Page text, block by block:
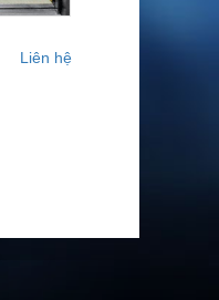
Liên hệ